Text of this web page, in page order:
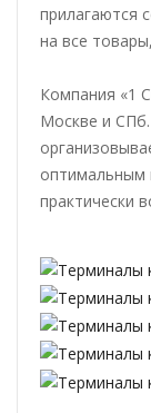
прилагаются
на все
Компания «1
Москве и
оптимальным
практически